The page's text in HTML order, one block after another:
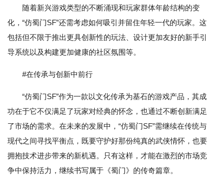
随着新兴游戏类型的不断涌现和玩家群体年龄结构的变
化，“仿蜀门SF”还需考虑如何吸引并留住年轻一代的玩家。这
包括但不限于推出更具创新性的玩法、设计更加友好的新手引
导系统以及构建更加健康的社区氛围等。
#在传承与创新中前行
“仿蜀门SF”作为一款以文化传承为基石的游戏产品，其成
功在于它不仅满足了玩家对经典的怀念，也通过不断创新满足
了市场的需求。在未来的发展中，“仿蜀门SF”需继续在传统与
现代之间寻找平衡点，既要守护好那份纯真的武侠情怀，也要
拥抱技术进步带来的新机遇。只有这样，才能在激烈的市场竞
争中保持活力，继续书写属于《蜀门》的传奇篇章。